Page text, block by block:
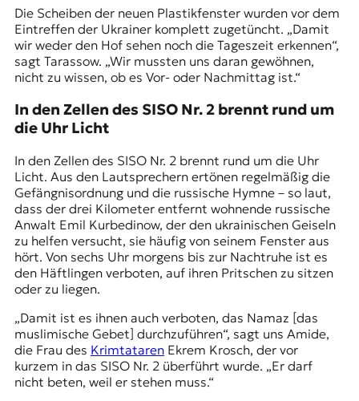
Die Scheiben der neuen Plastikfenster wurden vor dem
Eintreffen der Ukrainer komplett zugetüncht. „Damit
wir weder den Hof sehen noch die Tageszeit erkennen“,
sagt Tarassow. „Wir mussten uns daran gewöhnen,
nicht zu wissen, ob es Vor- oder Nachmittag ist.“
In den Zellen des SISO Nr. 2 brennt rund um
die Uhr Licht
In den Zellen des SISO Nr. 2 brennt rund um die Uhr
Licht. Aus den Lautsprechern ertönen regelmäßig die
Gefängnisordnung und die russische Hymne – so laut,
dass der drei Kilometer entfernt wohnende russische
Anwalt Emil Kurbedinow, der den ukrainischen Geiseln
zu helfen versucht, sie häufig von seinem Fenster aus
hört. Von sechs Uhr morgens bis zur Nachtruhe ist es
den Häftlingen verboten, auf ihren Pritschen zu sitzen
oder zu liegen.
„Damit ist es ihnen auch verboten, das Namaz [das
muslimische Gebet] durchzuführen“, sagt uns Amide,
die Frau des KrimtatarenEkrem Krosch, der vor
kurzem in das SISO Nr. 2 überführt wurde. „Er darf
nicht beten, weil er stehen muss.“